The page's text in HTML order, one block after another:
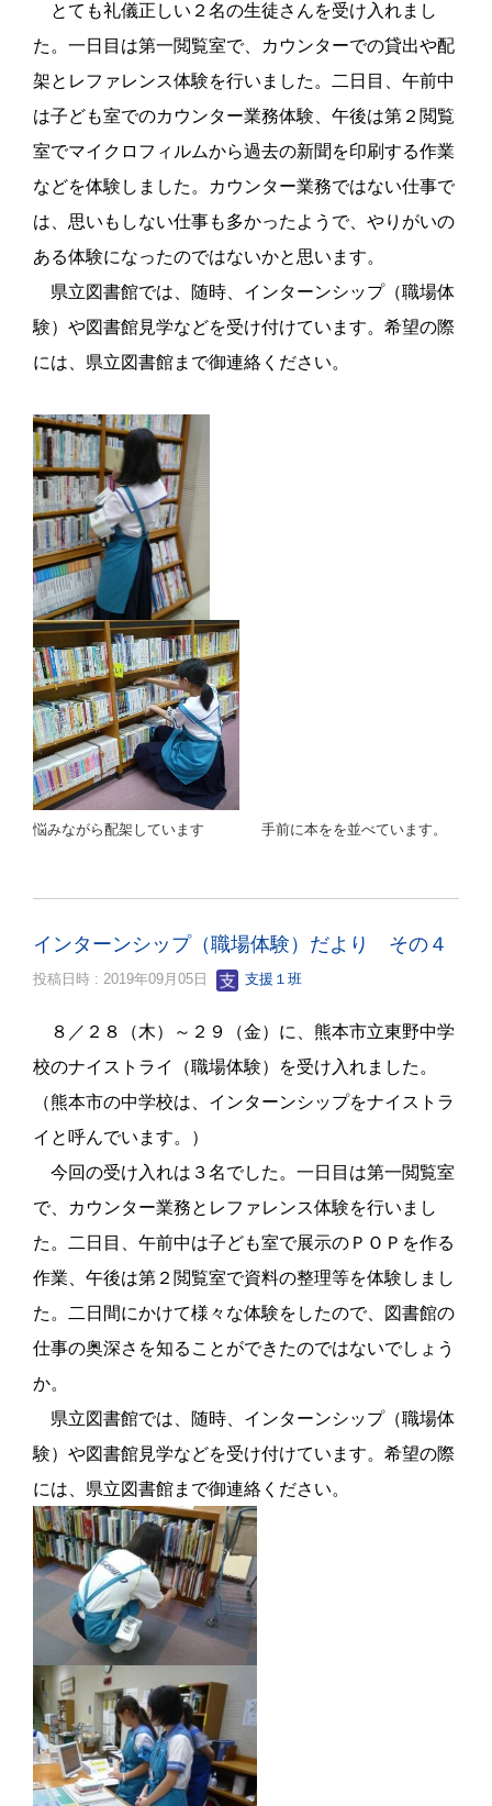
とても礼儀正しい２名の生徒さんを受け入れまし
た。一日目は第一閲覧室で、カウンターでの貸出や配
架とレファレンス体験を行いました。二日目、午前中
は子ども室でのカウンター業務体験、午後は第２閲覧
室でマイクロフィルムから過去の新聞を印刷する作業
などを体験しました。カウンター業務ではない仕事で
は、思いもしない仕事も多かったようで、やりがいの
ある体験になったのではないかと思います。
県立図書館では、随時、インターンシップ（職場体
験）や図書館見学などを受け付けています。希望の際
には、県立図書館まで御連絡ください。
悩みながら配架しています 手前に本をを並べています。
インターンシップ（職場体験）だより その４
投稿日時 : 2019年09月05日 支援１班
８／２８（木）～２９（金）に、熊本市立東野中学
校のナイストライ（職場体験）を受け入れました。
（熊本市の中学校は、インターンシップをナイストラ
イと呼んでいます。）
今回の受け入れは３名でした。一日目は第一閲覧室
で、カウンター業務とレファレンス体験を行いまし
た。二日目、午前中は子ども室で展示のＰＯＰを作る
作業、午後は第２閲覧室で資料の整理等を体験しまし
た。二日間にかけて様々な体験をしたので、図書館の
仕事の奥深さを知ることができたのではないでしょう
か。
県立図書館では、随時、インターンシップ（職場体
験）や図書館見学などを受け付けています。希望の際
には、県立図書館まで御連絡ください。